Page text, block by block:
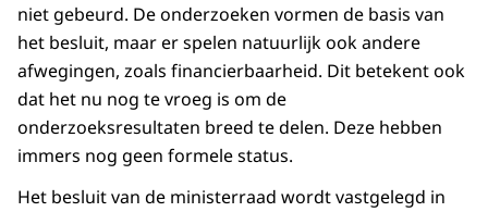
niet gebeurd. De onderzoeken vormen de basis van
het besluit, maar er spelen natuurlijk ook andere
afwegingen, zoals financierbaarheid. Dit betekent ook
dat het nu nog te vroeg is om de
onderzoeksresultaten breed te delen. Deze hebben
immers nog geen formele status.
Het besluit van de ministerraad wordt vastgelegd in